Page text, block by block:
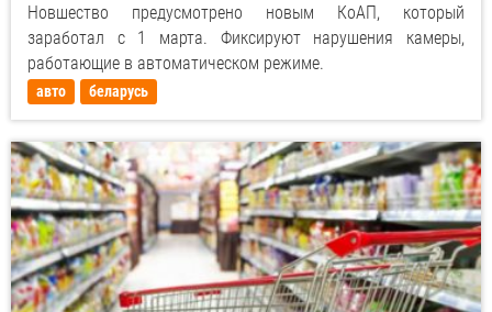
Новшество предусмотрено новым КоАП, который
заработал с 1 марта. Фиксируют нарушения камеры,
работающие в автоматическом режиме.
авто беларусь